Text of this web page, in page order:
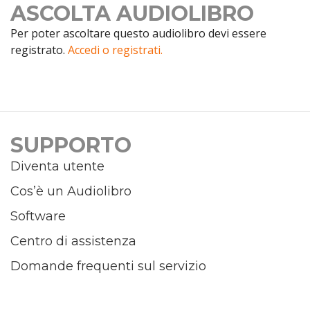
ASCOLTA AUDIOLIBRO
Per poter ascoltare questo audiolibro devi essere
registrato. Accedi o registrati.
SUPPORTO
Diventa utente
Cos’è un Audiolibro
Software
Centro di assistenza
Domande frequenti sul servizio